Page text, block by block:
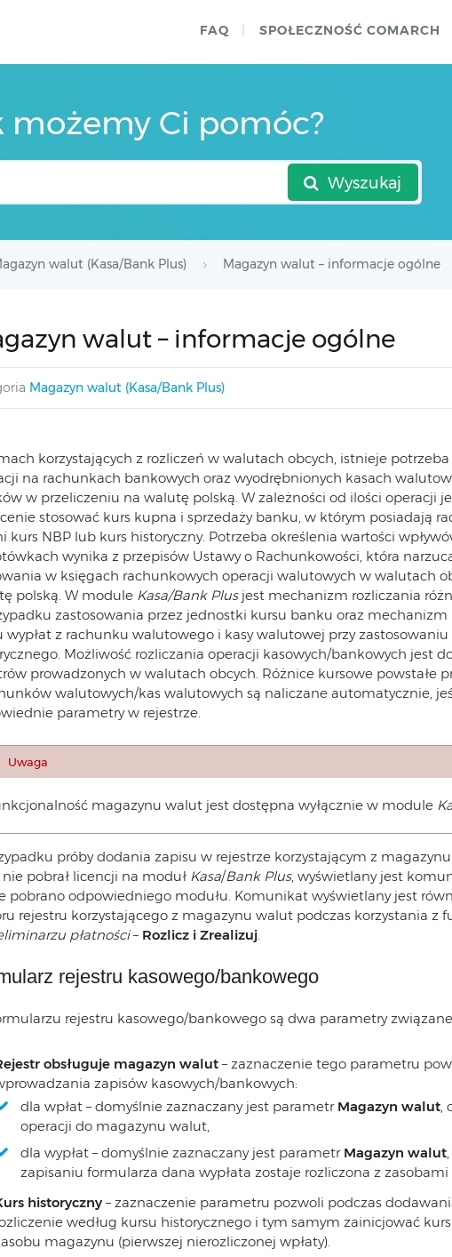
FAQ SPOŁECZNOŚĆ COMARCH
możemy Ci pomóc?
Wyszukaj
walut (Kasa/Bank Plus) Magazyn walut – informacje ogólne
walut – informacje ogólne
Magazyn walut (Kasa/Bank Plus)
korzystających z rozliczeń w walutach obcych, istnieje
na rachunkach bankowych oraz wyodrębnionych kasach
w przeliczeniu na walutę polską. W zależności od ilości operacji
stosować kurs kupna i sprzedaży banku, w którym posiadają
kurs NBP lub kurs historyczny. Potrzeba określenia wartości
wynika z przepisów Ustawy o Rachunkowości, która
w księgach rachunkowych operacji walutowych w walutach
polską. W moduleKasa/Bank Plusjest mechanizm rozliczania
zastosowania przez jednostki kursu banku oraz mechanizm
wypłat z rachunku walutowego i kasy walutowej przy zastosowaniu
Możliwość rozliczania operacji kasowych/bankowych jest
prowadzonych w walutach obcych. Różnice kursowe powstałe
walutowych/kas walutowych są naliczane automatycznie,
parametry w rejestrze.
Uwaga
magazynu walut jest dostępna wyłącznie w module
próby dodania zapisu w rejestrze korzystającym z
pobrał licencji na modułKasa/Bank Plus, wyświetlany jest
pobrano odpowiedniego modułu. Komunikat wyświetlany jest
rejestru korzystającego z magazynu walut podczas korzystania z
płatności– Rozlicz i Zrealizuj.
rejestru kasowego/bankowego
rejestru kasowego/bankowego są dwa parametry
obsługuje magazyn walut– zaznaczenie tego parametru
zapisów kasowych/bankowych:
dla wpłat – domyślnie zaznaczany jest parametr Magazyn walut,
operacji do magazynu walut,
dla wypłat – domyślnie zaznaczany jest parametr Magazyn walut
zapisaniu formularza dana wypłata zostaje rozliczona z
historyczny– zaznaczenie parametru pozwoli podczas
według kursu historycznego i tym samym zainicjować
magazynu (pierwszej nierozliczonej wpłaty).